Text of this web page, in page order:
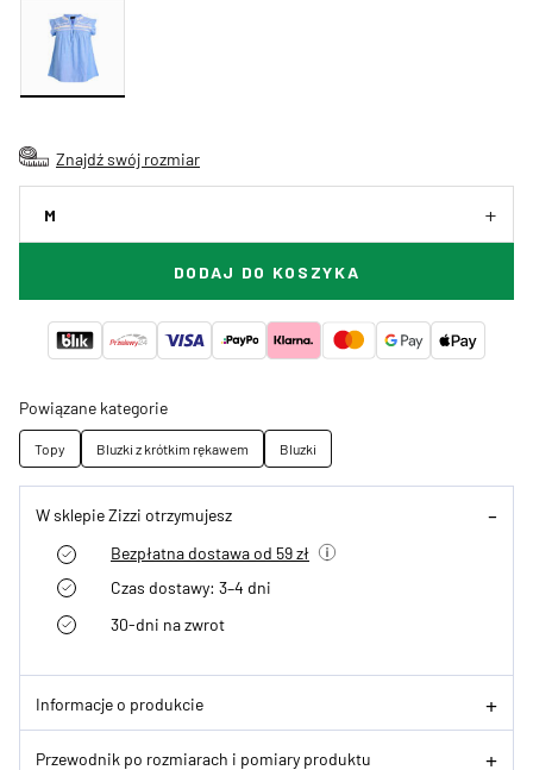
Znajdź swój rozmiar
M
DODAJ DO KOSZYKA
Powiązane kategorie
Topy Bluzki z krótkim rękawem Bluzki
W sklepie Zizzi otrzymujesz
Bezpłatna dostawa od 59 zł
Czas dostawy: 3–4 dni
30-dni na zwrot
Informacje o produkcie
Przewodnik po rozmiarach i pomiary produktu